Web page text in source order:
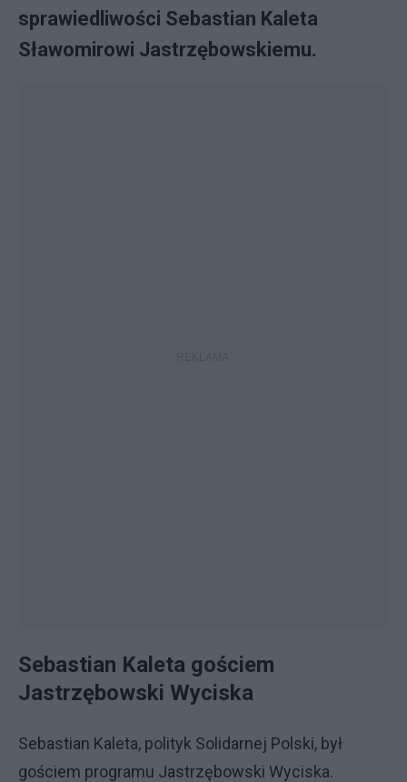
sprawiedliwości Sebastian Kaleta
Sławomirowi Jastrzębowskiemu.
Sebastian Kaleta gościem
Jastrzębowski Wyciska
Sebastian Kaleta, polityk Solidarnej Polski, był
gościem programu Jastrzębowski Wyciska.